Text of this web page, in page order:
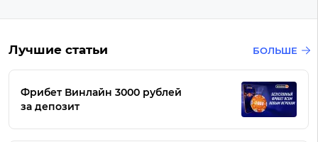
Лучшие статьи БОЛЬШЕ
Фрибет Винлайн 3000 рублей
за депозит